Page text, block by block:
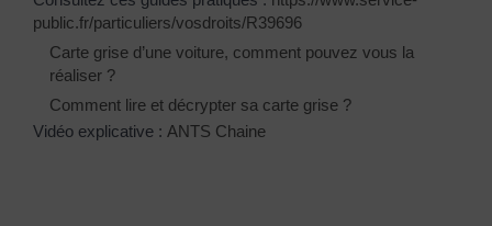
public.fr/particuliers/vosdroits/R39696
Carte grise d’une voiture, comment pouvez vous la
réaliser ?
Comment lire et décrypter sa carte grise ?
Vidéo explicative : ANTS Chaine